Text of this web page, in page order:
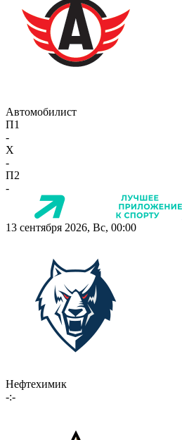
Автомобилист
П1
-
X
-
П2
-
13 сентября 2026, Вс, 00:00
Нефтехимик
-:-